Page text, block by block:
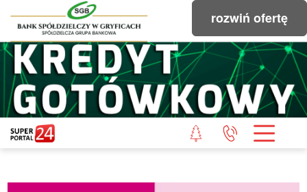
rozwiń ofertę